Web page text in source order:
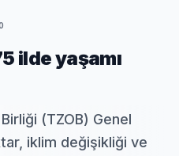
ilde yaşamı
(TZOB) Genel
iklim değişikliği ve